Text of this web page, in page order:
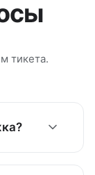
тикета.